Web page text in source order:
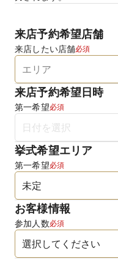
来店予約希望店舗
来店したい店舗必須
来店予約希望日時
第一希望必須
挙式希望エリア
第一希望必須
お客様情報
参加人数必須